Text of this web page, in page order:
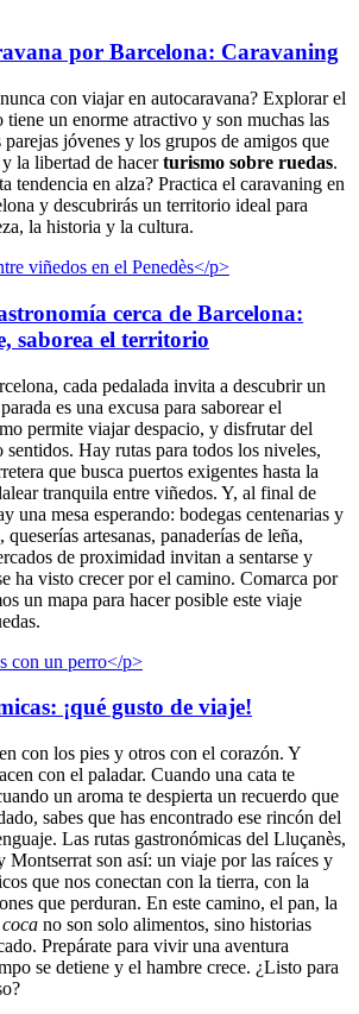
por Barcelona: Caravaning
con viajar en autocaravana? Explorar el
un enorme atractivo y son muchas las
jóvenes y los grupos de amigos que
la libertad de hacerturismo sobre ruedas.
tendencia en alza? Practica el caravaning en
y descubrirás un territorio ideal para
la historia y la cultura.
cerca de Barcelona:
saborea el territorio
cada pedalada invita a descubrir un
es una excusa para saborear el
permite viajar despacio, y disfrutar del
Hay rutas para todos los niveles,
que busca puertos exigentes hasta la
tranquila entre viñedos. Y, al final de
una mesa esperando: bodegas centenarias y
artesanas, panaderías de leña,
de proximidad invitan a sentarse y
ha visto crecer por el camino. Comarca por
un mapa para hacer posible este viaje
¡qué gusto de viaje!
con los pies y otros con el corazón. Y
con el paladar. Cuando una cata te
un aroma te despierta un recuerdo que
sabes que has encontrado ese rincón del
Las rutas gastronómicas del Lluçanès,
Montserrat son así: un viaje por las raíces y
que nos conectan con la tierra, con la
que perduran. En este camino, el pan, la
coca no son solo alimentos, sino historias
Prepárate para vivir una aventura
se detiene y el hambre crece. ¿Listo para